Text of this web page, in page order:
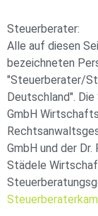
Steuerberater:
Alle auf diesen
bezeichneten
"Steuerberater/
Deutschland".
GmbH
GmbH und der Dr.
Städele